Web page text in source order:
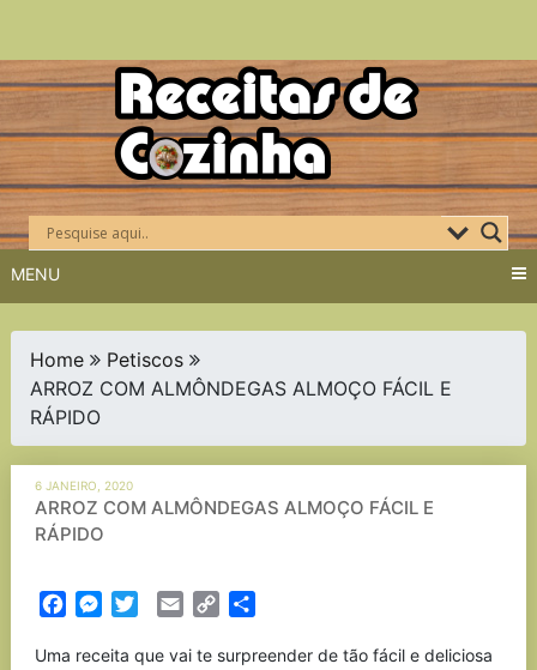
Skip
to
content
MENU
Home
Petiscos
ARROZ COM ALMÔNDEGAS ALMOÇO FÁCIL E
RÁPIDO
6 JANEIRO, 2020
ARROZ COM ALMÔNDEGAS ALMOÇO FÁCIL E
RÁPIDO
FacebookMessenger
TwitterEmail Copy
Uma receita que vai te surpreender de tão fácil e deliciosa